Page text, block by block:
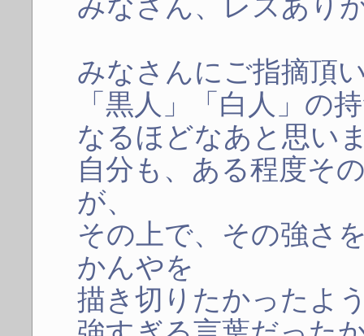
みなさんにご指摘頂
「黒人」「白人」の
なるほどなあと思い
自分も、ある程度そ
が、
その上で、その強さ
かんやを
描き切りたかったよ